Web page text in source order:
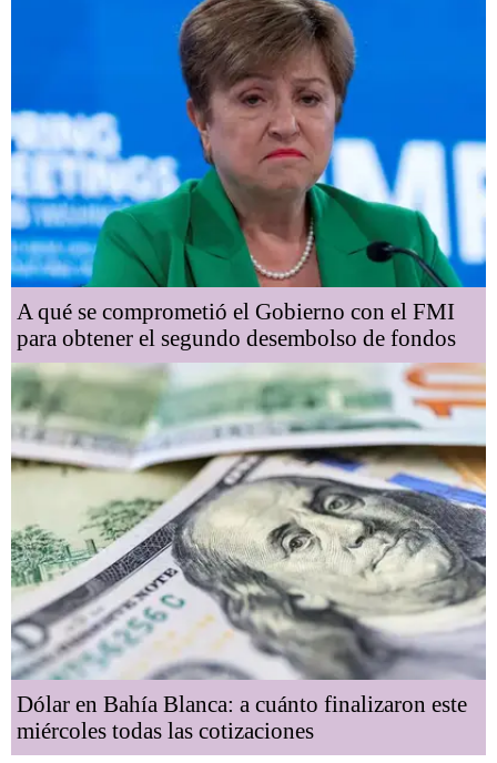
A qué se comprometió el Gobierno con el FMI
para obtener el segundo desembolso de fondos
Dólar en Bahía Blanca: a cuánto finalizaron este
miércoles todas las cotizaciones